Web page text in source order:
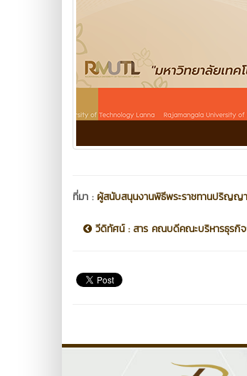
ที่มา : ผู้สนับสนุนงานพิธีพระราชทานปริญญ
วีดิทัศน์ : สาร คณบดีคณะบริหารธุรกิจ